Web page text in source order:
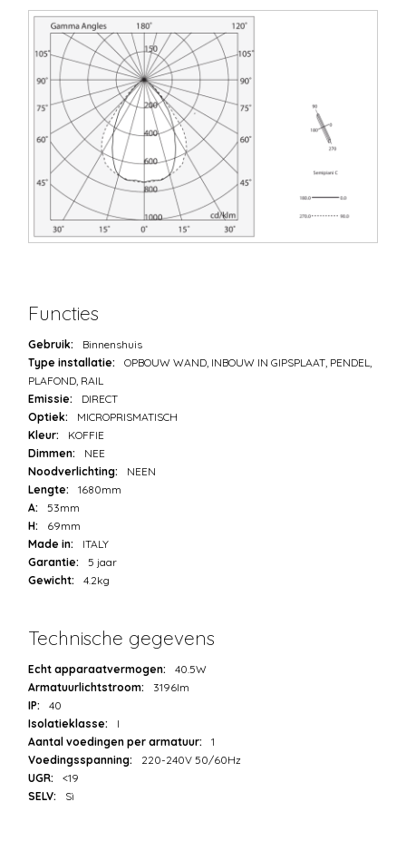
Functies
Gebruik:
Binnenshuis
Type installatie:
OPBOUW WAND, INBOUW IN GIPSPLAAT, PENDEL,
PLAFOND, RAIL
Emissie:
DIRECT
Optiek:
MICROPRISMATISCH
Kleur:
KOFFIE
Dimmen:
NEE
Noodverlichting:
NEEN
Lengte:
1680mm
A:
53mm
H:
69mm
Made in:
ITALY
Garantie:
5 jaar
Gewicht:
4.2kg
Technische gegevens
Echt apparaatvermogen:
40.5W
Armatuurlichtstroom:
3196lm
IP:
40
Isolatieklasse:
I
Aantal voedingen per armatuur:
1
Voedingsspanning:
220-240V 50/60Hz
UGR:
<19
SELV:
Sì